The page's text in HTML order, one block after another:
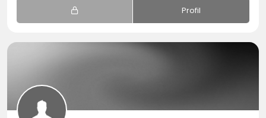
Profil